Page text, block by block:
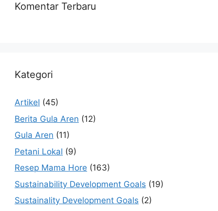
Komentar Terbaru
Kategori
Artikel (45)
Berita Gula Aren (12)
Gula Aren (11)
Petani Lokal (9)
Resep Mama Hore (163)
Sustainability Development Goals (19)
Sustainality Development Goals (2)